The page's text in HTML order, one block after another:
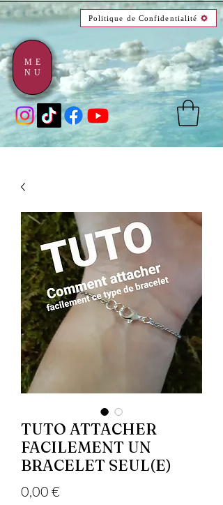
Politique de Confidentialité
ME
NU
TUTO ATTACHER
FACILEMENT UN
BRACELET SEUL(E)
0,00 €